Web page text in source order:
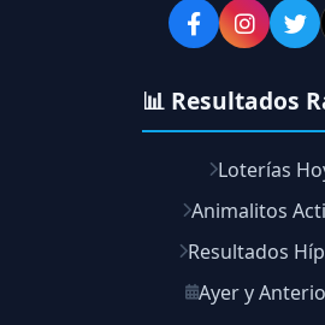
📊 Resultados
Loterías
Animalitos
Resultados
Ayer y